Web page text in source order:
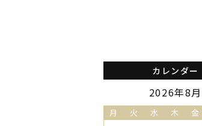
カレンダー
2026年8月
月 火 水 木 金